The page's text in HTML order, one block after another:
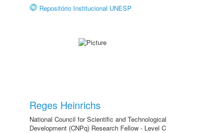
Repositório Institucional UNESP
Reges Heinrichs
National Council for Scientific and Technological
Development (CNPq) Research Fellow - Level C